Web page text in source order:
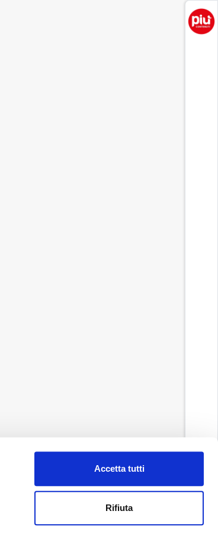
Accetta tutti
Rifiuta